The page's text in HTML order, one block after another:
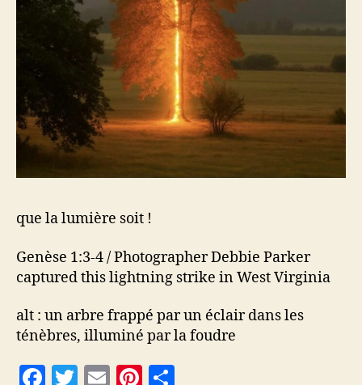
que la lumière soit !
Genèse 1:3-4 / Photographer Debbie Parker
captured this lightning strike in West Virginia
alt : un arbre frappé par un éclair dans les
ténèbres, illuminé par la foudre
F
T
E
Pi